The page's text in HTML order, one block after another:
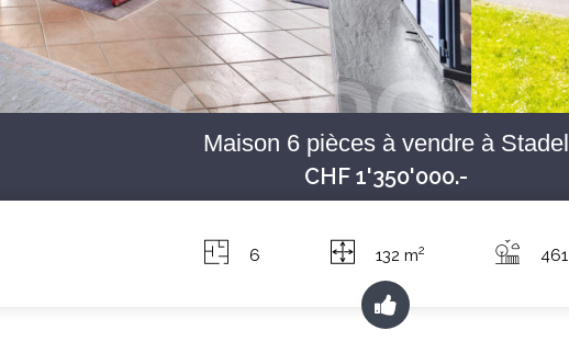
Maison 6 pièces à vendre à Stadel
CHF 1'350'000.-
6 132 m2 461